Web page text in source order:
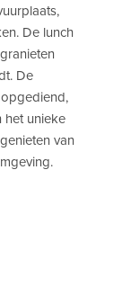
De lunch
De
het unieke
van